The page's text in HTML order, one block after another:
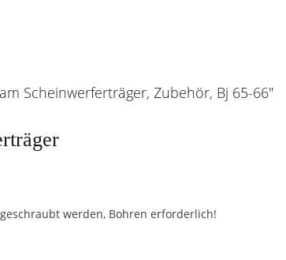
Scheinwerferträger, Zubehör, Bj 65-66"
werden, Bohren erforderlich!